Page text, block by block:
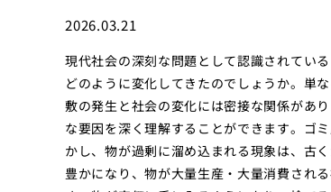
2026.03.21
現代社会の深刻な問題として認識されてい
どのように変化してきたのでしょうか。単
敷の発生と社会の変化には密接な関係があ
な要因を深く理解することができます。ゴ
かし、物が過剰に溜め込まれる現象は、古
豊かになり、物が大量生産・大量消費され